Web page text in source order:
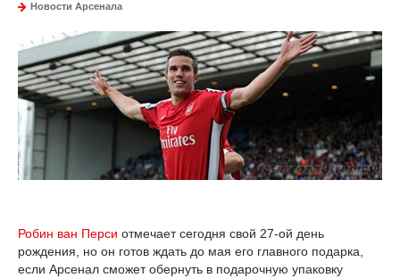
Новости Арсенала
Робин ван Перси отмечает сегодня свой 27-ой день
рождения, но он готов ждать до мая его главного подарка,
если Арсенал сможет обернуть в подарочную упаковку